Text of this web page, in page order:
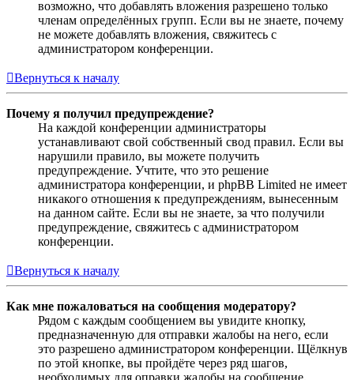
возможно, что добавлять вложения разрешено только
членам определённых групп. Если вы не знаете, почему
не можете добавлять вложения, свяжитесь с
администратором конференции.
Вернуться к началу
Почему я получил предупреждение?
На каждой конференции администраторы
устанавливают свой собственный свод правил. Если вы
нарушили правило, вы можете получить
предупреждение. Учтите, что это решение
администратора конференции, и phpBB Limited не имеет
никакого отношения к предупреждениям, вынесенным
на данном сайте. Если вы не знаете, за что получили
предупреждение, свяжитесь с администратором
конференции.
Вернуться к началу
Как мне пожаловаться на сообщения модератору?
Рядом с каждым сообщением вы увидите кнопку,
предназначенную для отправки жалобы на него, если
это разрешено администратором конференции. Щёлкнув
по этой кнопке, вы пройдёте через ряд шагов,
необходимых для оправки жалобы на сообщение.